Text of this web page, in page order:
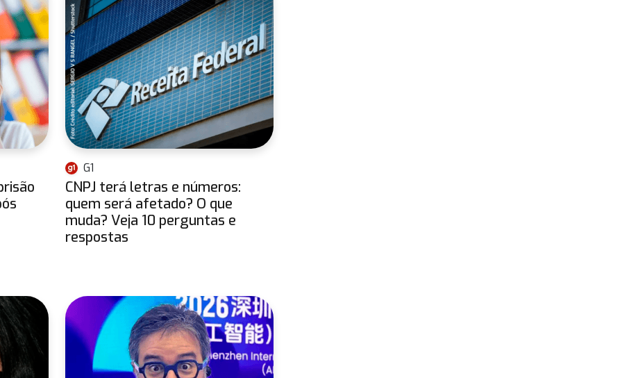
G1
CNPJ terá letras e números:
quem será afetado? O que
muda? Veja 10 perguntas e
respostas